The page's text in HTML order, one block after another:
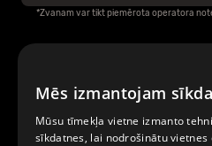
*Zvanam var tikt piemērota operatora
Par
Mēs izmantojam
Mūsu tīmekļa vietne izmanto
sīkdatnes, lai nodrošinātu vietnes